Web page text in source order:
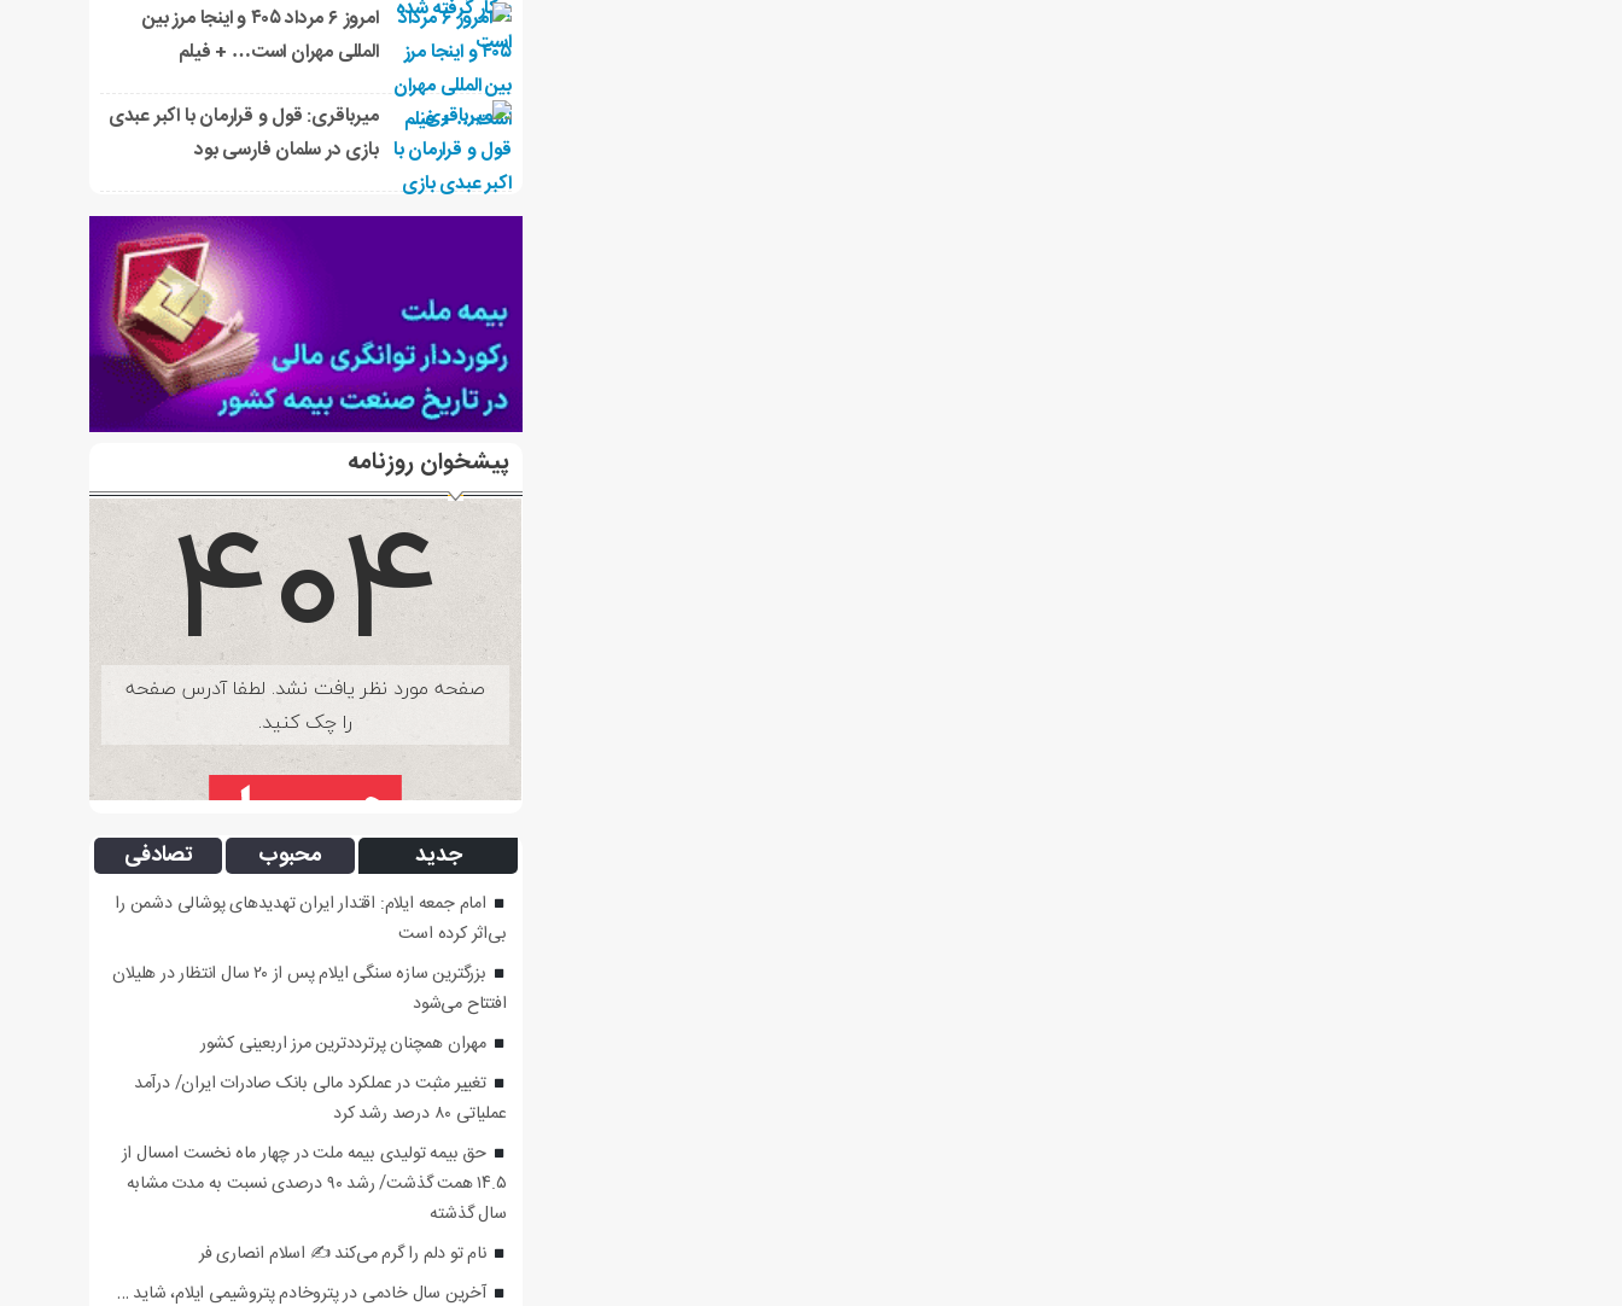
امروز ۶ مرداد ۴۰۵ و اینجا مرز بین
المللی مهران است… + فیلم
میرباقری: قول و قرارمان با اکبر عبدی
بازی در سلمان فارسی بود
پیشخوان روزنامه
جدید محبوب تصادفی
امام جمعه ایلام: اقتدار ایران تهدیدهای پوشالی دشمن را
بی‌اثر کرده است
بزرگترین سازه سنگی ایلام پس از ۲۰ سال انتظار در هلیلان
افتتاح می‌شود
مهران همچنان پرترددترین مرز اربعینی کشور
تغییر مثبت در عملکرد مالی بانک صادرات ایران/ درآمد
عملیاتی ۸۰ درصد رشد کرد
حق بیمه تولیدی بیمه ملت در چهار ماه نخست امسال از
۱۴.۵ همت گذشت/ رشد ۹۰ درصدی نسبت به مدت مشابه
سال گذشته
نام تو دلم را گرم می‌کند ✍️ اسلام انصاری فر
آخرین سال خادمی در پتروخادم پتروشیمی ایلام، شاید …